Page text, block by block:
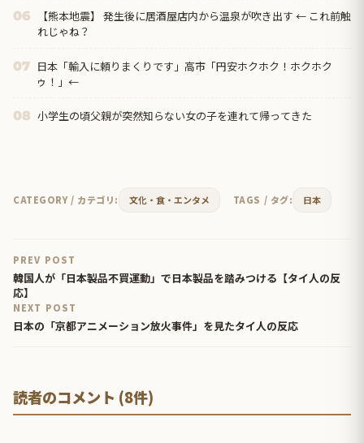
06
【熊本地震】 発生後に居酒屋店内から温泉が吹き出す ← これ前触
れじゃね？
07 日本「輸入に頼りまくりです」高市「円安ホクホク！ホクホク
ゥ！」←
08 小学生の頃父親が突然知らない女の子を連れて帰ってきた
CATEGORY / カテゴリ: 文化・食・エンタメ TAGS / タグ: 日本
PREV POST
韓国人が「日本製品不買運動」で日本製品を踏みつける【タイ人の反
応】
NEXT POST
日本の「京都アニメーション放火事件」を見たタイ人の反応
読者のコメント (8件)